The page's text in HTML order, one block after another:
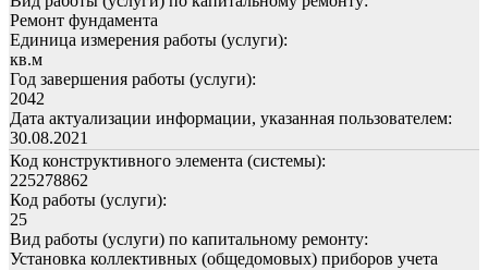
Ремонт фундамента
Единица измерения работы (услуги):
кв.м
Год завершения работы (услуги):
2042
Дата актуализации информации, указанная пользователем:
30.08.2021
Код конструктивного элемента (системы):
225278862
Код работы (услуги):
25
Вид работы (услуги) по капитальному ремонту:
Установка коллективных (общедомовых) приборов учета